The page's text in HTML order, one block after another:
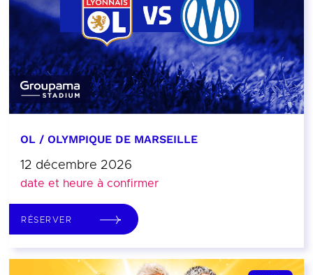
OL / OLYMPIQUE DE MARSEILLE
12 décembre 2026
date et heure à confirmer
RÉSERVER